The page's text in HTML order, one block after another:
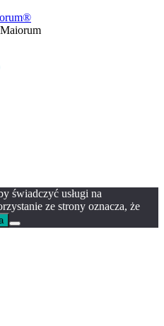
świadczyć usługi na
ze strony oznacza, że